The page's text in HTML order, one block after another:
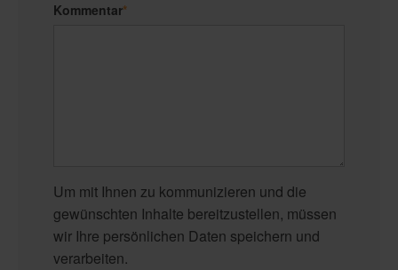
Kommentar*
Um mit Ihnen zu kommunizieren und die
gewünschten Inhalte bereitzustellen, müssen
wir Ihre persönlichen Daten speichern und
verarbeiten.